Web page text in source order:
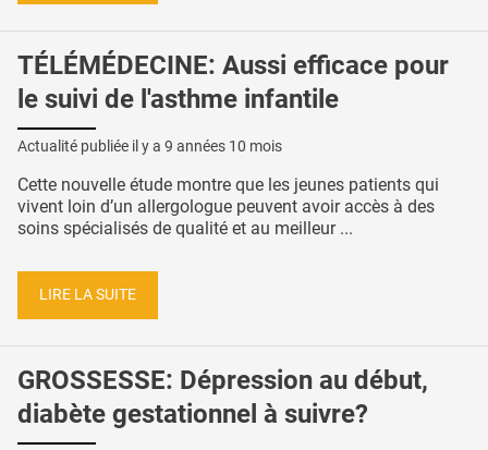
TÉLÉMÉDECINE: Aussi efficace pour
le suivi de l'asthme infantile
Actualité publiée il y a 9 années 10 mois
Cette nouvelle étude montre que les jeunes patients qui
vivent loin d’un allergologue peuvent avoir accès à des
soins spécialisés de qualité et au meilleur ...
LIRE LA SUITE
GROSSESSE: Dépression au début,
diabète gestationnel à suivre?